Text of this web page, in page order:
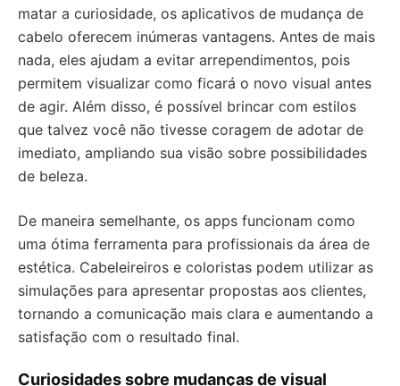
matar a curiosidade, os aplicativos de mudança de
cabelo oferecem inúmeras vantagens. Antes de mais
nada, eles ajudam a evitar arrependimentos, pois
permitem visualizar como ficará o novo visual antes
de agir. Além disso, é possível brincar com estilos
que talvez você não tivesse coragem de adotar de
imediato, ampliando sua visão sobre possibilidades
de beleza.
De maneira semelhante, os apps funcionam como
uma ótima ferramenta para profissionais da área de
estética. Cabeleireiros e coloristas podem utilizar as
simulações para apresentar propostas aos clientes,
tornando a comunicação mais clara e aumentando a
satisfação com o resultado final.
Curiosidades sobre mudanças de visual